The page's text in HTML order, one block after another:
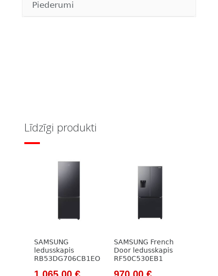
Piederumi
Līdzīgi produkti
SAMSUNG
ledusskapis
RB53DG706CB1EO
Original Current
SAMSUNG French
Door ledusskapis
RF50C530EB1
Original Current